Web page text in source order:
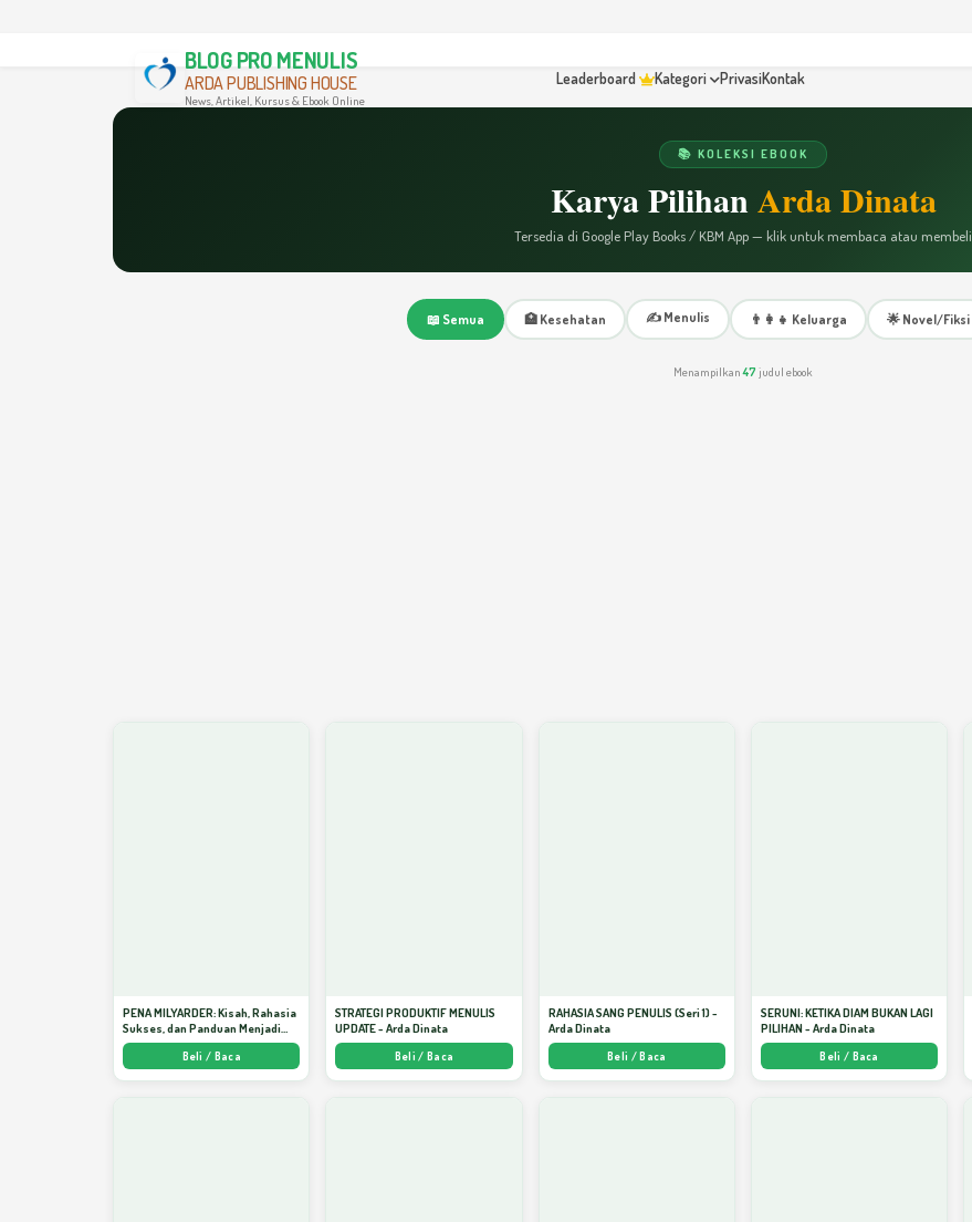
BLOG PRO MENULIS
ARDA PUBLISHING HOUSE
News, Artikel, Kursus & Ebook Online
Leaderboard Kategori PrivasiKontak
📚 KOLEKSI EBOOK
Karya PilihanArda Dinata
Tersedia di Google Play Books / KBM App — klik untuk membaca atau membeli
📖 Semua 🏥 Kesehatan ✍️ Menulis 👨‍👩‍👧 Keluarga 🌟 Novel/Fiksi
Menampilkan47 judul ebook
PENA MILYARDER: Kisah, Rahasia
Sukses, dan Panduan Menjadi
Penulis 1 Milyar di KBM App dari
Nol - Arda DinataBeli / Baca
STRATEGI PRODUKTIF MENULIS
UPDATE - Arda Dinata
Beli / Baca
RAHASIA SANG PENULIS (Seri 1) -
Arda Dinata
Beli / Baca
SERUNI: KETIKA DIAM BUKAN LAGI
PILIHAN - Arda Dinata
Beli / Baca